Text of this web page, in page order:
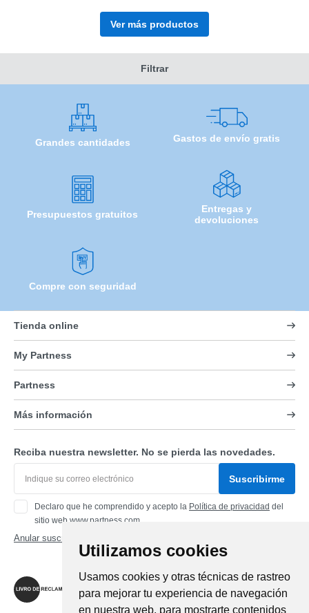
Utilizamos cookies
Usamos cookies y otras técnicas de rastreo
para mejorar tu experiencia de navegación
en nuestra web, para mostrarte contenidos
Ver más productos
Filtrar
Grandes cantidades Gastos de envío gratis
Presupuestos gratuitos
Entregas y
devoluciones
Compre con seguridad
Tienda online
My Partness
Partness
Más información
Reciba nuestra newsletter. No se pierda las novedades.
Suscribirme
Declaro que he comprendido y acepto la Política de privacidad del
sitio web www.partness.com
Anular suscripción